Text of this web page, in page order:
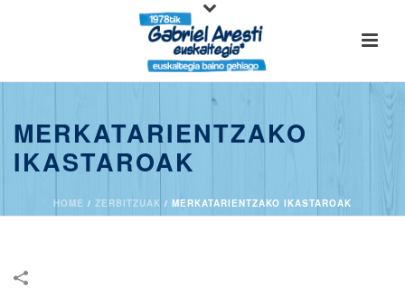
MERKATARIENTZAKO
IKASTAROAK
HOME / ZERBITZUAK / MERKATARIENTZAKO IKASTAROAK